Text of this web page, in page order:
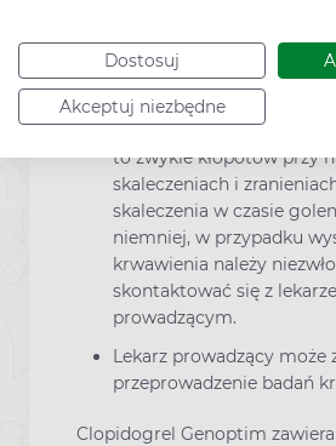
Dostosuj
Akceptuj niezbędne
ustanie, może być nieco
zwykle. Jest to związane
działania leku, ponieważ
powstawaniu zakrzepów
to zwykle kłopotów przy
skaleczeniach i
skaleczenia w czasie
niemniej, w przypadku
krwawienia należy
skontaktować się z
prowadzącym.
Lekarz prowadzący może
przeprowadzenie badań
Clopidogrel Genoptim zawiera